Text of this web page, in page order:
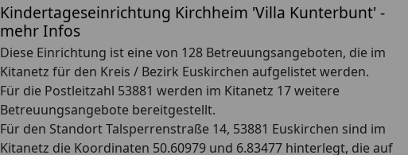
Kindertageseinrichtung Kirchheim 'Villa Kunterbunt' -
mehr Infos
Diese Einrichtung ist eine von 128 Betreuungsangeboten, die im
Kitanetz für den Kreis / Bezirk Euskirchen aufgelistet werden.
Für die Postleitzahl 53881 werden im Kitanetz 17 weitere
Betreuungsangebote bereitgestellt.
Für den Standort Talsperrenstraße 14, 53881 Euskirchen sind im
Kitanetz die Koordinaten 50.60979 und 6.83477 hinterlegt, die auf